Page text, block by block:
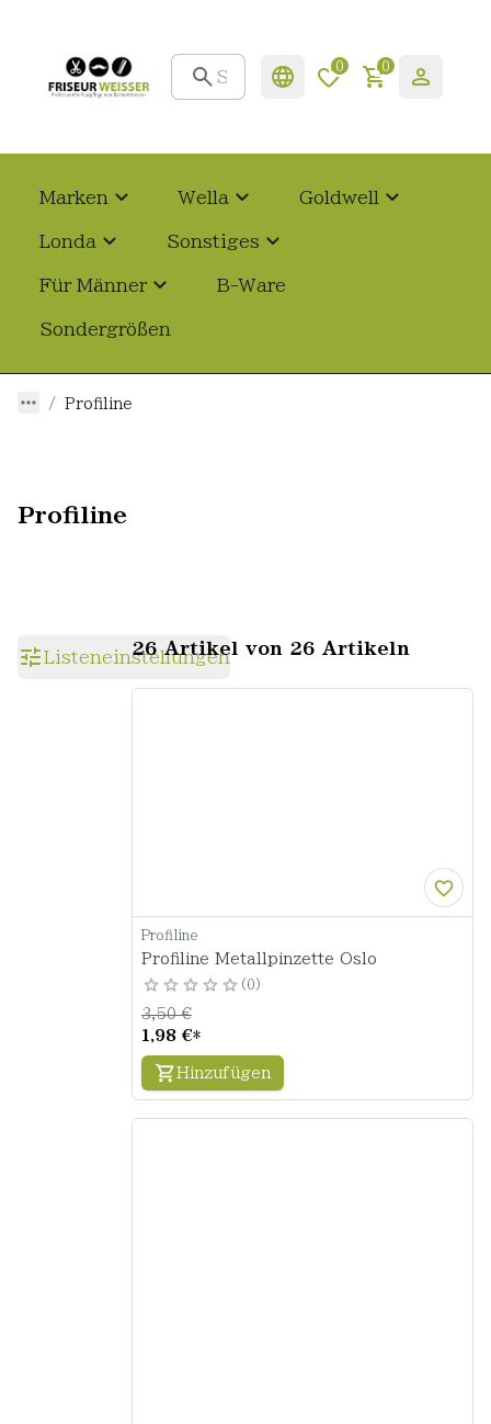
0 0
Marken Wella Goldwell
Londa Sonstiges
Für Männer B-Ware
Sondergrößen
Profiline
Profiline
Listeneinstellungen
26 Artikel von 26 Artikeln
Profiline
Profiline Metallpinzette Oslo
0
1,98 €*
3,50 €
Hinzufügen